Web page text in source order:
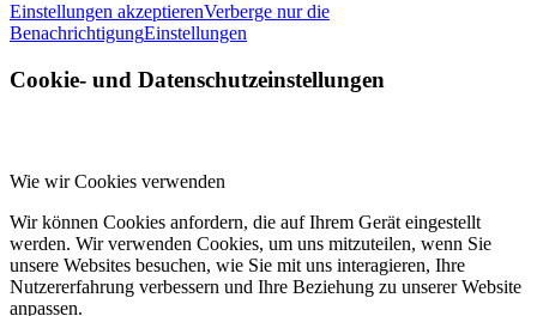
Einstellungen akzeptierenVerberge nur die
BenachrichtigungEinstellungen
Cookie- und Datenschutzeinstellungen
Wie wir Cookies verwenden
Wir können Cookies anfordern, die auf Ihrem Gerät eingestellt
werden. Wir verwenden Cookies, um uns mitzuteilen, wenn Sie
unsere Websites besuchen, wie Sie mit uns interagieren, Ihre
Nutzererfahrung verbessern und Ihre Beziehung zu unserer Website
anpassen.